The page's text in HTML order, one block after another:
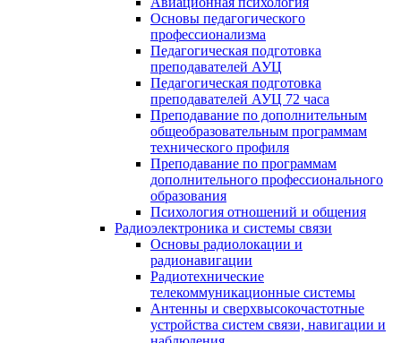
Основы педагогического
профессионализма
Педагогическая подготовка
преподавателей АУЦ
Педагогическая подготовка
преподавателей АУЦ 72 часа
Преподавание по дополнительным
общеобразовательным программам
технического профиля
Преподавание по программам
дополнительного профессионального
образования
Психология отношений и общения
Радиоэлектроника и системы связи
Основы радиолокации и
радионавигации
Радиотехнические
телекоммуникационные системы
Антенны и сверхвысокочастотные
устройства систем связи, навигации и